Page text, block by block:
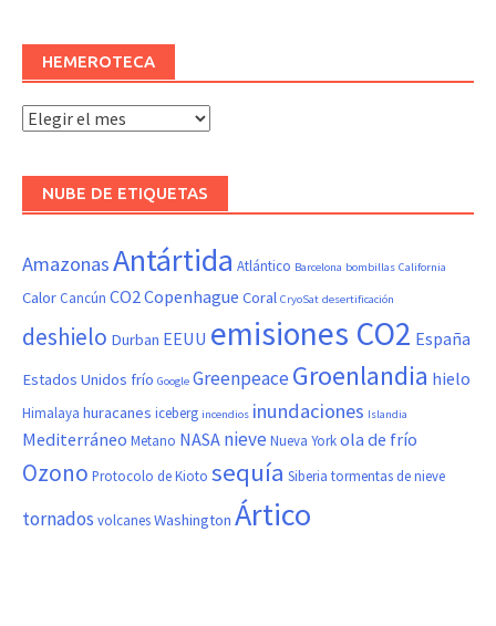
HEMEROTECA
Hemeroteca
NUBE DE ETIQUETAS
AmazonasAntártida Atlántico Barcelona bombillas California
Calor Cancún CO2Copenhague Coral CryoSat desertificación
deshielo Durban EEUU emisiones CO2 España
Estados Unidos frío Google GreenpeaceGroenlandia hielo
Himalaya huracanes iceberg incendios inundaciones Islandia
Mediterráneo Metano NASA nieveNueva Yorkola de frío
Ozono Protocolo de Kioto sequía Siberia tormentas de nieve
tornados volcanesWashington Ártico